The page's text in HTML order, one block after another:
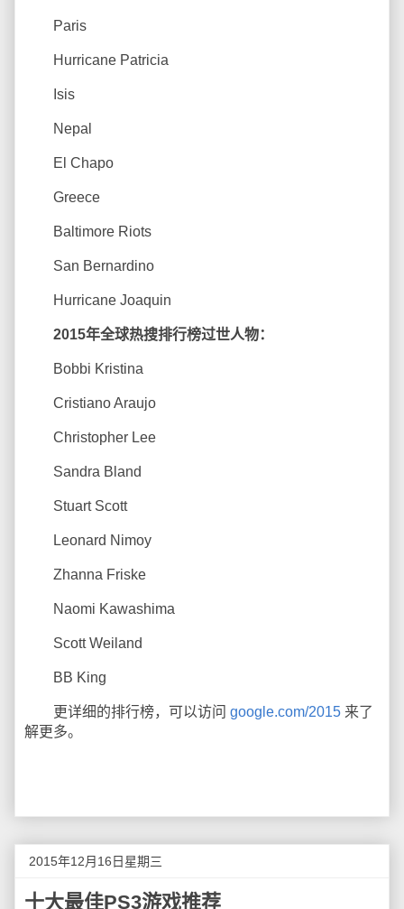
Paris
Hurricane Patricia
Isis
Nepal
El Chapo
Greece
Baltimore Riots
San Bernardino
Hurricane Joaquin
2015年全球热搜排行榜过世人物：
Bobbi Kristina
Cristiano Araujo
Christopher Lee
Sandra Bland
Stuart Scott
Leonard Nimoy
Zhanna Friske
Naomi Kawashima
Scott Weiland
BB King
更详细的排行榜，可以访问 google.com/2015 来了
解更多。
2015年12月16日星期三
十大最佳PS3游戏推荐